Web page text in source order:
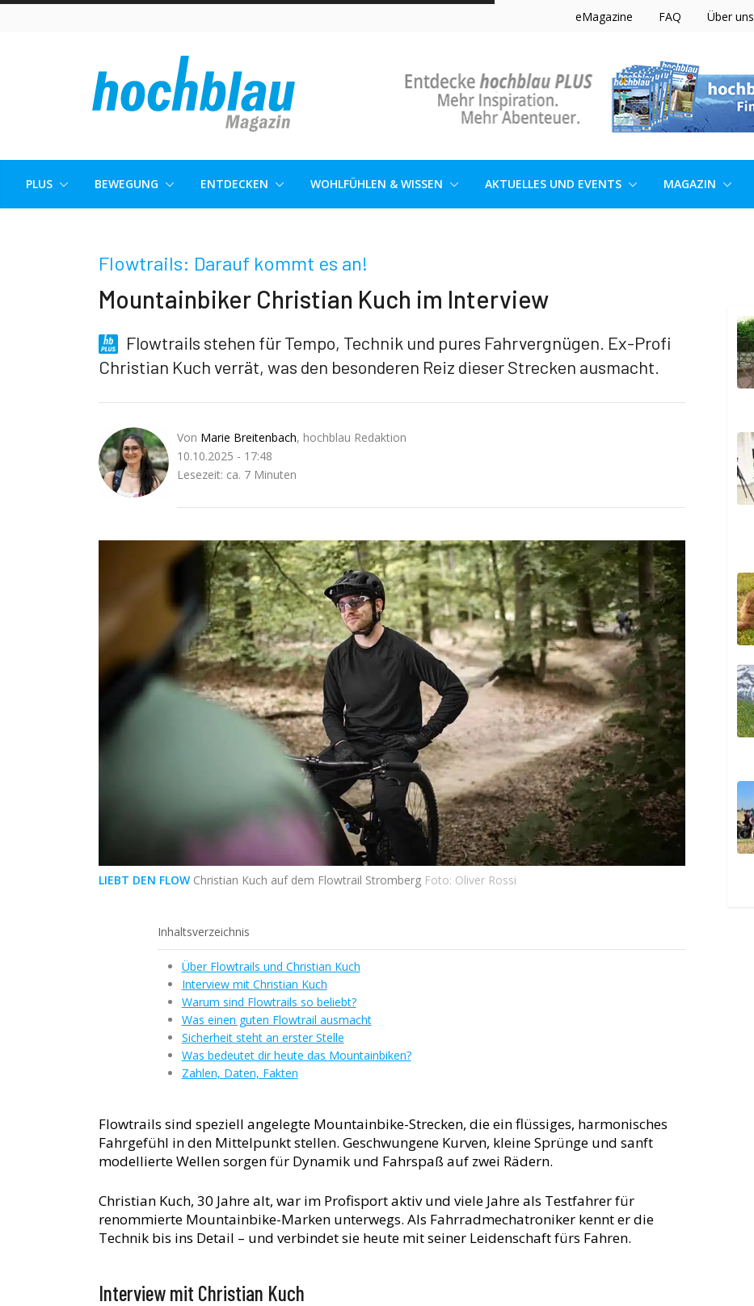
Skip
eMagazine FAQ Über uns
PLUS BEWEGUNG ENTDECKEN WOHLFÜHLEN & WISSEN AKTUELLES UND EVENTS MAGAZIN
Flowtrails: Darauf kommt es an!
Mountainbiker Christian Kuch im Interview
Flowtrails stehen für Tempo, Technik und pures Fahrvergnügen. Ex-Profi
Christian Kuch verrät, was den besonderen Reiz dieser Strecken ausmacht.
Von Marie Breitenbach, hochblau Redaktion
10.10.2025 - 17:48
Lesezeit: ca. 7 Minuten
LIEBT DEN FLOW Christian Kuch auf dem Flowtrail Stromberg Foto: Oliver Rossi
Inhaltsverzeichnis
Über Flowtrails und Christian Kuch
Interview mit Christian Kuch
Warum sind Flowtrails so beliebt?
Was einen guten Flowtrail ausmacht
Sicherheit steht an erster Stelle
Was bedeutet dir heute das Mountainbiken?
Zahlen, Daten, Fakten
Flowtrails sind speziell angelegte Mountainbike-Strecken, die ein flüssiges, harmonisches
Fahrgefühl in den Mittelpunkt stellen. Geschwungene Kurven, kleine Sprünge und sanft
modellierte Wellen sorgen für Dynamik und Fahrspaß auf zwei Rädern.
Christian Kuch, 30 Jahre alt, war im Profisport aktiv und viele Jahre als Testfahrer für
renommierte Mountainbike-Marken unterwegs. Als Fahrradmechatroniker kennt er die
Technik bis ins Detail – und verbindet sie heute mit seiner Leidenschaft fürs Fahren.
Interview mit Christian Kuch